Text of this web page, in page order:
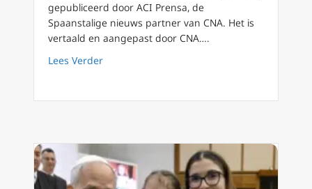
gepubliceerd door ACI Prensa, de
Spaanstalige nieuws partner van CNA. Het is
vertaald en aangepast door CNA….
Lees Verderabout Paus Leo XIV: ‘Geworteld in Christus